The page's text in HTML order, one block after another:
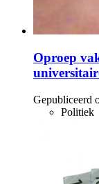
Oproep
Gepubliceerd
Politiek